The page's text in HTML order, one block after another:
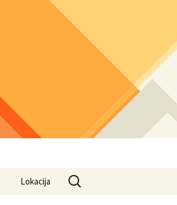
Lokacija
Search
for: